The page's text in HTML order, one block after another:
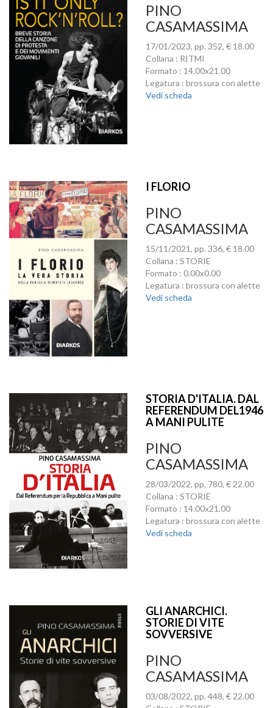
PINO
CASAMASSIMA
17/01/2023, pp. 352, € 18.00
Collana : RITMI
Formato : 14.00x21.00
Legatura : brossura con alette
Vedi scheda
I FLORIO
PINO
CASAMASSIMA
15/11/2021, pp. 336, € 18.00
Collana : STORIE
Formato : 0.00x0.00
Legatura : brossura con alette
Vedi scheda
STORIA D'ITALIA. DAL
REFERENDUM DEL1946
A MANI PULITE
PINO
CASAMASSIMA
28/03/2022, pp. 780, € 22.00
Collana : STORIE
Formato : 14.00x21.00
Legatura : brossura con alette
Vedi scheda
GLI ANARCHICI.
STORIE DI VITE
SOVVERSIVE
PINO
CASAMASSIMA
03/08/2022, pp. 448, € 22.00